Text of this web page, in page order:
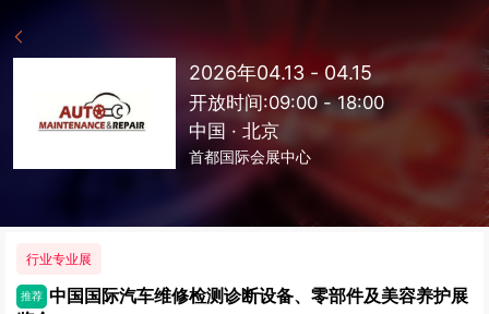
2026年04.13 - 04.15
开放时间:09:00 - 18:00
中国 · 北京
首都国际会展中心
行业专业展
推荐 中国国际汽车维修检测诊断设备、零部件及美容养护展